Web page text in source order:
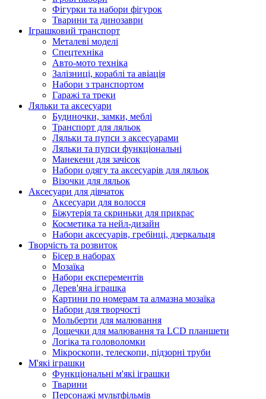
Фігурки та набори фігурок
Тварини та динозаври
Іграшковий транспорт
Металеві моделі
Спецтехніка
Авто-мото техніка
Залізниці, кораблі та авіація
Набори з транспортом
Гаражі та треки
Ляльки та аксесуари
Будиночки, замки, меблі
Транспорт для ляльок
Ляльки та пупси з аксесуарами
Ляльки та пупси функціональні
Манекени для зачісок
Набори одягу та аксесуарів для ляльок
Візочки для ляльок
Аксесуари для дівчаток
Аксесуари для волосся
Біжутерія та скриньки для прикрас
Косметика та нейл-дизайн
Набори аксесуарів, гребінці, дзеркальця
Творчість та розвиток
Бісер в наборах
Мозаїка
Набори експерементів
Дерев'яна іграшка
Картини по номерам та алмазна мозаїка
Набори для творчості
Мольберти для малювання
Дощечки для малювання та LCD планшети
Логіка та головоломки
Мікроскопи, телескопи, підзорні труби
М'які іграшки
Функціональні м'які іграшки
Тварини
Персонажі мультфільмів